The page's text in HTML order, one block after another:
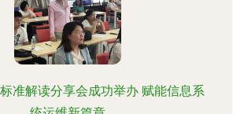
准解读分享会成功举办 赋能信息系